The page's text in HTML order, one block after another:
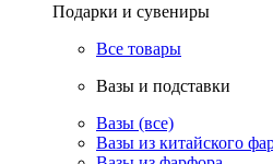
Подарки и сувениры
Все товары
Вазы и подставки
Вазы (все)
Вазы из китайского